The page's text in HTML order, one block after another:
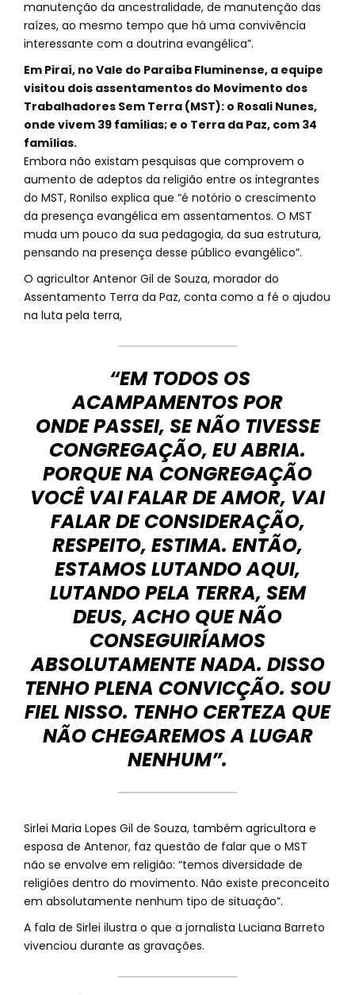
manutenção da ancestralidade, de manutenção das
raízes, ao mesmo tempo que há uma convivência
interessante com a doutrina evangélica”.
Em Piraí, no Vale do Paraíba Fluminense, a equipe
visitou dois assentamentos do Movimento dos
Trabalhadores Sem Terra (MST): o Rosali Nunes,
onde vivem 39 famílias; e o Terra da Paz, com 34
famílias.
Embora não existam pesquisas que comprovem o
aumento de adeptos da religião entre os integrantes
do MST, Ronilso explica que “é notório o crescimento
da presença evangélica em assentamentos. O MST
muda um pouco da sua pedagogia, da sua estrutura,
pensando na presença desse público evangélico”.
O agricultor Antenor Gil de Souza, morador do
Assentamento Terra da Paz, conta como a fé o ajudou
na luta pela terra,
“EM TODOS OS
ACAMPAMENTOS POR
ONDE PASSEI, SE NÃO TIVESSE
CONGREGAÇÃO, EU ABRIA.
PORQUE NA CONGREGAÇÃO
VOCÊ VAI FALAR DE AMOR, VAI
FALAR DE CONSIDERAÇÃO,
RESPEITO, ESTIMA. ENTÃO,
ESTAMOS LUTANDO AQUI,
LUTANDO PELA TERRA, SEM
DEUS, ACHO QUE NÃO
CONSEGUIRÍAMOS
ABSOLUTAMENTE NADA. DISSO
TENHO PLENA CONVICÇÃO. SOU
FIEL NISSO. TENHO CERTEZA QUE
NÃO CHEGAREMOS A LUGAR
NENHUM”.
Sirlei Maria Lopes Gil de Souza, também agricultora e
esposa de Antenor, faz questão de falar que o MST
não se envolve em religião: “temos diversidade de
religiões dentro do movimento. Não existe preconceito
em absolutamente nenhum tipo de situação”.
A fala de Sirlei ilustra o que a jornalista Luciana Barreto
vivenciou durante as gravações.